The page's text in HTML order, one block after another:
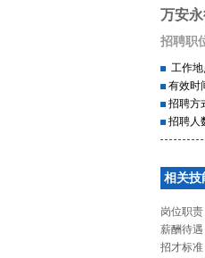
万安
招聘职
工作地
有效时
招聘方
招聘人
相关技
岗位职
薪酬待
招才标